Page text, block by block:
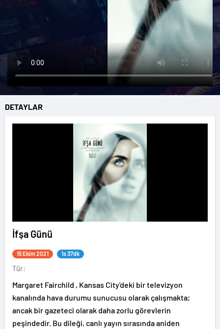
DETAYLAR
İfşa Günü
15 Ekim 2021 1s 37dk
Tür:
Margaret Fairchild , Kansas City'deki bir televizyon
kanalında hava durumu sunucusu olarak çalışmakta;
ancak bir gazeteci olarak daha zorlu görevlerin
peşindedir. Bu dileği, canlı yayın sırasında aniden